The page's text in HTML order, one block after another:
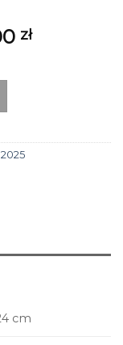
zł
cm